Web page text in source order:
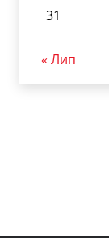
31
« Лип